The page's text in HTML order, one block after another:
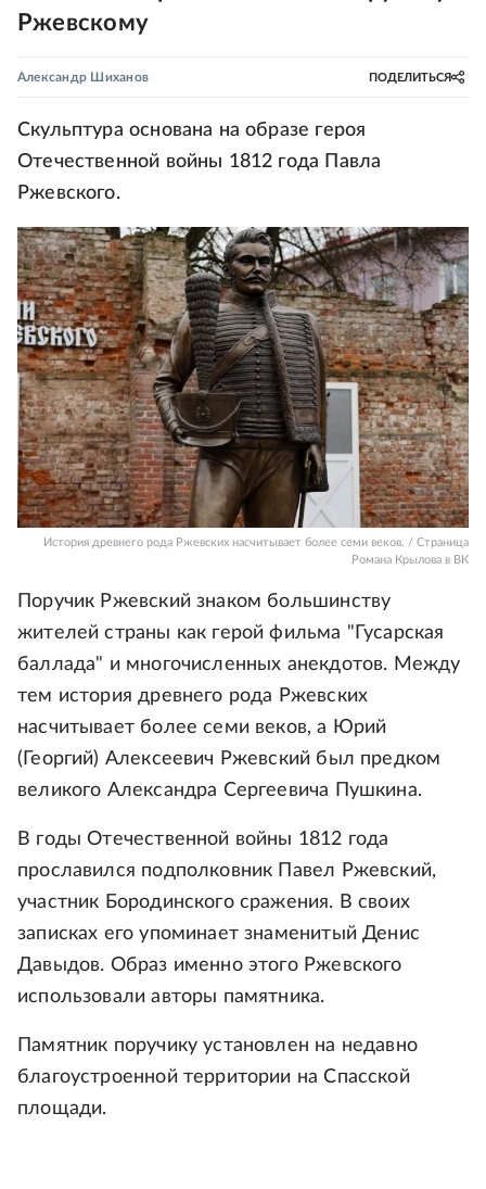
Ржевскому
Александр Шиханов ПОДЕЛИТЬСЯ
Скульптура основана на образе героя
Отечественной войны 1812 года Павла
Ржевского.
История древнего рода Ржевских насчитывает более семи веков. / Страница
Романа Крылова в ВК
Поручик Ржевский знаком большинству
жителей страны как герой фильма "Гусарская
баллада" и многочисленных анекдотов. Между
тем история древнего рода Ржевских
насчитывает более семи веков, а Юрий
(Георгий) Алексеевич Ржевский был предком
великого Александра Сергеевича Пушкина.
В годы Отечественной войны 1812 года
прославился подполковник Павел Ржевский,
участник Бородинского сражения. В своих
записках его упоминает знаменитый Денис
Давыдов. Образ именно этого Ржевского
использовали авторы памятника.
Памятник поручику установлен на недавно
благоустроенной территории на Спасской
площади.